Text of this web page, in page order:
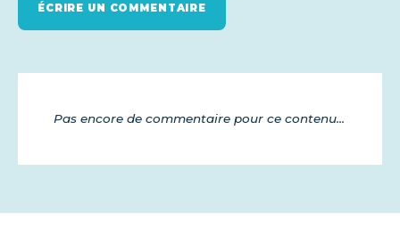
ÉCRIRE UN COMMENTAIRE
Pas encore de commentaire pour ce contenu...